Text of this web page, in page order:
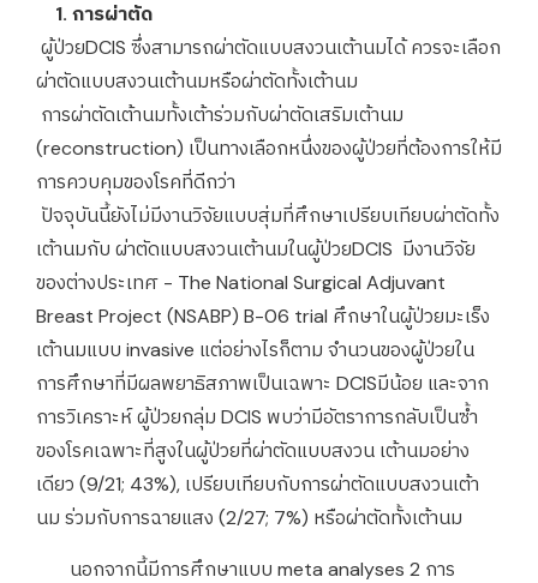
1. การผ่าตัด
ผู้ป่วยDCIS ซึ่งสามารถผ่าตัดแบบสงวนเต้านมได้ ควรจะเลือก
ผ่าตัดแบบสงวนเต้านมหรือผ่าตัดทั้งเต้านม
การผ่าตัดเต้านมทั้งเต้าร่วมกับผ่าตัดเสริมเต้านม
(reconstruction) เป็นทางเลือกหนึ่งของผู้ป่วยที่ต้องการให้มี
การควบคุมของโรคที่ดีกว่า
ปัจจุบันนี้ยังไม่มีงานวิจัยแบบสุ่มที่ศึกษาเปรียบเทียบผ่าตัดทั้ง
เต้านมกับ ผ่าตัดแบบสงวนเต้านมในผู้ป่วยDCIS มีงานวิจัย
ของต่างประเทศ - The National Surgical Adjuvant
Breast Project (NSABP) B-06 trial ศึกษาในผู้ป่วยมะเร็ง
เต้านมแบบ invasive แต่อย่างไรก็ตาม จำนวนของผู้ป่วยใน
การศึกษาที่มีผลพยาธิสภาพเป็นเฉพาะ DCISมีน้อย และจาก
การวิเคราะห์ ผู้ป่วยกลุ่ม DCIS พบว่ามีอัตราการกลับเป็นซ้ำ
ของโรคเฉพาะที่สูงในผู้ป่วยที่ผ่าตัดแบบสงวน เต้านมอย่าง
เดียว (9/21; 43%), เปรียบเทียบกับการผ่าตัดแบบสงวนเต้า
นม ร่วมกับการฉายแสง (2/27; 7%) หรือผ่าตัดทั้งเต้านม
นอกจากนี้มีการศึกษาแบบ meta analyses 2 การ